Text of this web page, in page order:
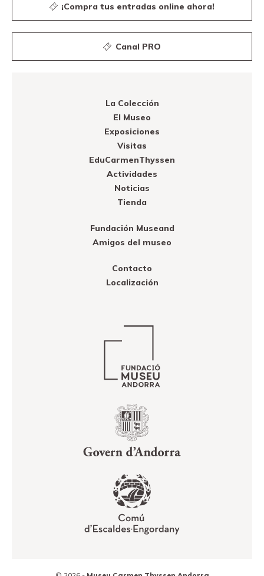
¡Compra tus entradas online ahora!
Canal PRO
La Colección
El Museo
Exposiciones
Visitas
EduCarmenThyssen
Actividades
Noticias
Tienda
Fundación Museand
Amigos del museo
Contacto
Localización